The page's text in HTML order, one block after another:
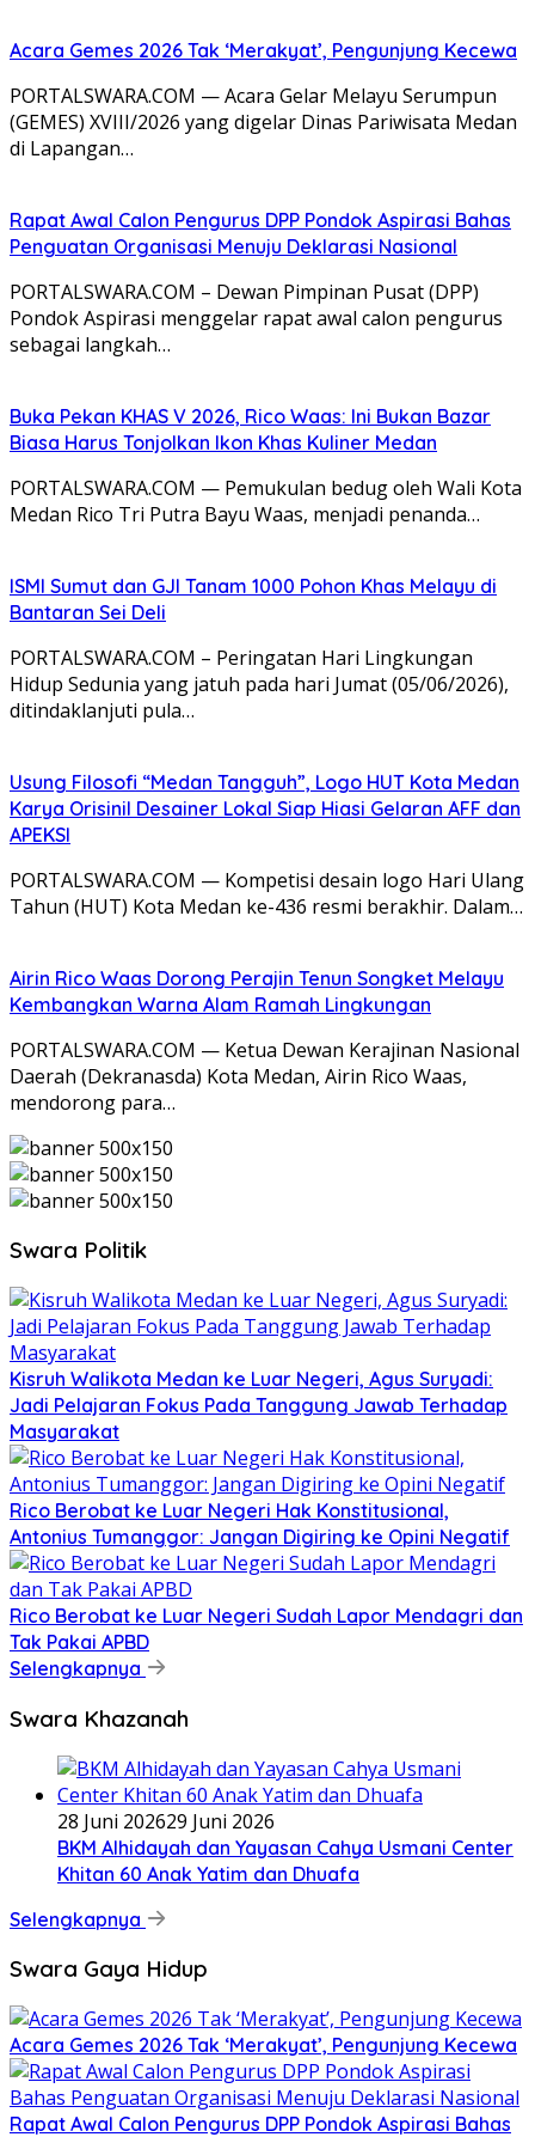
Acara Gemes 2026 Tak ‘Merakyat’, Pengunjung Kecewa
PORTALSWARA.COM — Acara Gelar Melayu Serumpun
(GEMES) XVIII/2026 yang digelar Dinas Pariwisata Medan
di Lapangan…
Rapat Awal Calon Pengurus DPP Pondok Aspirasi Bahas
Penguatan Organisasi Menuju Deklarasi Nasional
PORTALSWARA.COM – Dewan Pimpinan Pusat (DPP)
Pondok Aspirasi menggelar rapat awal calon pengurus
sebagai langkah…
Buka Pekan KHAS V 2026, Rico Waas: Ini Bukan Bazar
Biasa Harus Tonjolkan Ikon Khas Kuliner Medan
PORTALSWARA.COM — Pemukulan bedug oleh Wali Kota
Medan Rico Tri Putra Bayu Waas, menjadi penanda…
ISMI Sumut dan GJI Tanam 1000 Pohon Khas Melayu di
Bantaran Sei Deli
PORTALSWARA.COM – Peringatan Hari Lingkungan
Hidup Sedunia yang jatuh pada hari Jumat (05/06/2026),
ditindaklanjuti pula…
Usung Filosofi “Medan Tangguh”, Logo HUT Kota Medan
Karya Orisinil Desainer Lokal Siap Hiasi Gelaran AFF dan
APEKSI
PORTALSWARA.COM — Kompetisi desain logo Hari Ulang
Tahun (HUT) Kota Medan ke-436 resmi berakhir. Dalam…
Airin Rico Waas Dorong Perajin Tenun Songket Melayu
Kembangkan Warna Alam Ramah Lingkungan
PORTALSWARA.COM — Ketua Dewan Kerajinan Nasional
Daerah (Dekranasda) Kota Medan, Airin Rico Waas,
mendorong para…
Swara Politik
Kisruh Walikota Medan ke Luar Negeri, Agus Suryadi:
Jadi Pelajaran Fokus Pada Tanggung Jawab Terhadap
Masyarakat
Rico Berobat ke Luar Negeri Hak Konstitusional,
Antonius Tumanggor: Jangan Digiring ke Opini Negatif
Rico Berobat ke Luar Negeri Sudah Lapor Mendagri dan
Tak Pakai APBD
Selengkapnya
Swara Khazanah
28 Juni 202629 Juni 2026
BKM Alhidayah dan Yayasan Cahya Usmani Center
Khitan 60 Anak Yatim dan Dhuafa
Selengkapnya
Swara Gaya Hidup
Acara Gemes 2026 Tak ‘Merakyat’, Pengunjung Kecewa
Rapat Awal Calon Pengurus DPP Pondok Aspirasi Bahas